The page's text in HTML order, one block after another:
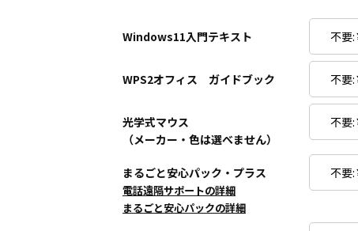
Windows11入門テキスト
WPS2オフィス ガイドブック
光学式マウス
（メーカー・色は選べません）
まるごと安心パック・プラス
電話遠隔サポートの詳細
まるごと安心パックの詳細